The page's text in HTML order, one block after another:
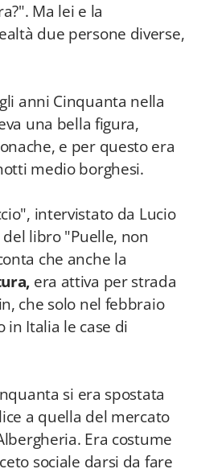
Ma lei e la
due persone diverse,
anni Cinquanta nella
una bella figura,
e per questo era
medio borghesi.
intervistato da Lucio
libro "Puelle, non
che anche la
era attiva per strada
che solo nel febbraio
in Italia le case di
si era spostata
a quella del mercato
Era costume
sociale darsi da fare